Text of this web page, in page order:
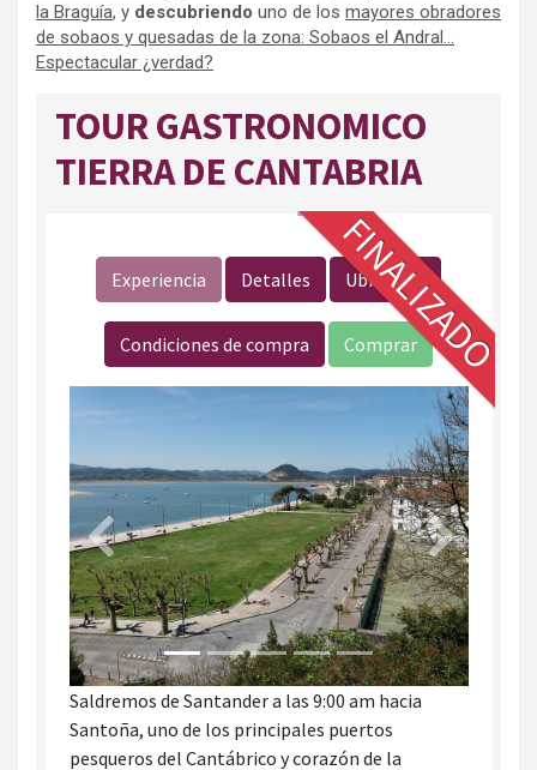
la Braguía, y descubriendo uno de los mayores obradores
de sobaos y quesadas de la zona: Sobaos el Andral…
Espectacular ¿verdad?